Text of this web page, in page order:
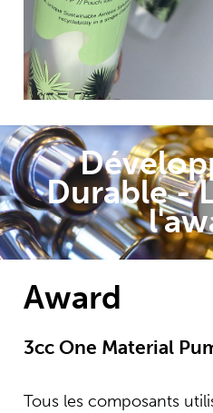
entièrement en
facilement recyclée
de recyclage,
Durable -
Award
3cc One Material
Tous les composants